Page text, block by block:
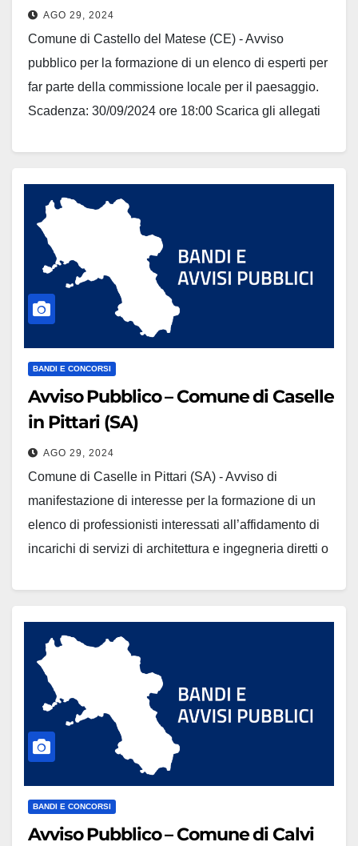
AGO 29, 2024
Comune di Castello del Matese (CE) - Avviso
pubblico per la formazione di un elenco di esperti per
far parte della commissione locale per il paesaggio.
Scadenza: 30/09/2024 ore 18:00 Scarica gli allegati
BANDI E CONCORSI
Avviso Pubblico – Comune di Caselle
in Pittari (SA)
AGO 29, 2024
Comune di Caselle in Pittari (SA) - Avviso di
manifestazione di interesse per la formazione di un
elenco di professionisti interessati all’affidamento di
incarichi di servizi di architettura e ingegneria diretti o
…
BANDI E CONCORSI
Avviso Pubblico – Comune di Calvi